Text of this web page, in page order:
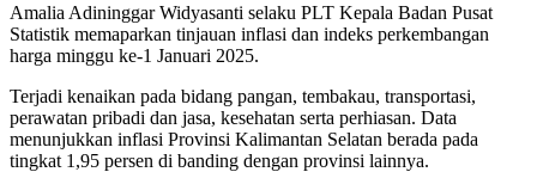
Amalia Adininggar Widyasanti selaku PLT Kepala Badan Pusat
Statistik memaparkan tinjauan inflasi dan indeks perkembangan
harga minggu ke-1 Januari 2025.
Terjadi kenaikan pada bidang pangan, tembakau, transportasi,
perawatan pribadi dan jasa, kesehatan serta perhiasan. Data
menunjukkan inflasi Provinsi Kalimantan Selatan berada pada
tingkat 1,95 persen di banding dengan provinsi lainnya.